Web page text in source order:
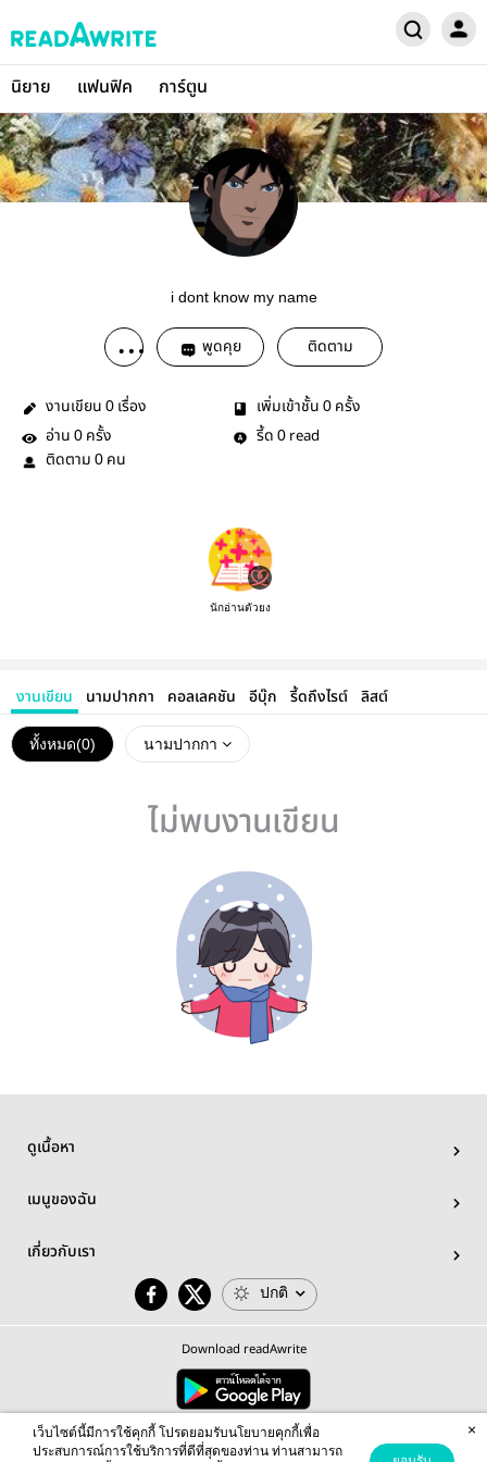
นิยาย แฟนฟิค การ์ตูน
i dont know my name
พูดคุย ติดตาม
งานเขียน 0 เรื่อง เพิ่มเข้าชั้น 0 ครั้ง
อ่าน 0 ครั้ง รี้ด 0 read
ติดตาม 0 คน
นักอ่านตัวยง
งานเขียน นามปากกา คอลเลคชัน อีบุ๊ก รี้ดถึงไรต์ ลิสต์
ทั้งหมด(0) นามปากกา
ไม่พบงานเขียน
ดูเนื้อหา
เมนูของฉัน
เกี่ยวกับเรา
ปกติ
Download readAwrite
© 2026 readAwrite.com by MEB Corporation Public Company Limited
This site is protected by reCAPTCHA and the Google Privacy Policy Terms of Serviceapply.
เว็บไซต์นี้มีการใช้คุกกี้ โปรดยอมรับนโยบายคุกกี้เพื่อ
ประสบการณ์การใช้บริการที่ดีที่สุดของท่าน ท่านสามารถ
×